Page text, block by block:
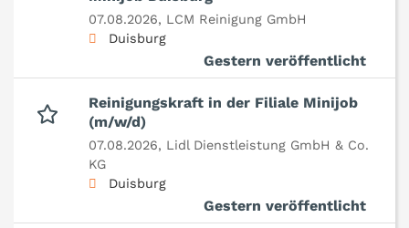
07.08.2026, LCM Reinigung GmbH
Duisburg
Gestern veröffentlicht
Reinigungskraft in der Filiale Minijob
(m/w/d)
07.08.2026, Lidl Dienstleistung GmbH & Co.
KG
Duisburg
Gestern veröffentlicht